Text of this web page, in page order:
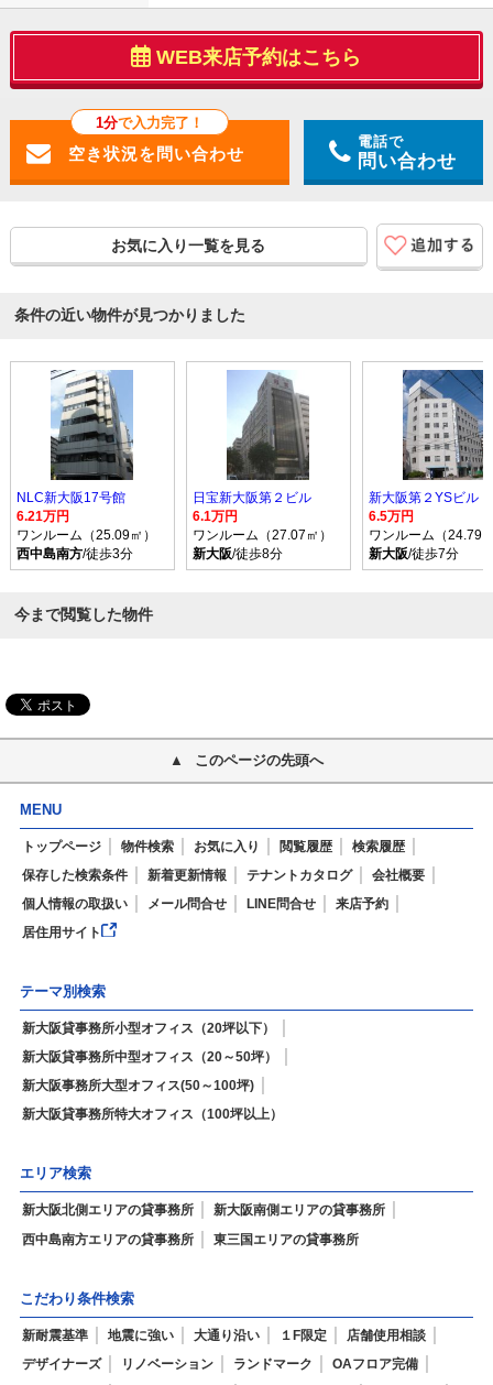
WEB来店予約はこちら
1分で入力完了！
電話で
問い合わせ
お気に入り一覧を見る
条件の近い物件が見つかりました
NLC新大阪17号館
6.21万円
ワンルーム（25.09㎡）
西中島南方/徒歩3分
日宝新大阪第２ビル
6.1万円
ワンルーム（27.07㎡）
新大阪/徒歩8分
新大阪第２YSビル
6.5万円
ワンルーム（24.79
新大阪/徒歩7分
今まで閲覧した物件
このページの先頭へ
MENU
トップページ 物件検索 お気に入り 閲覧履歴
検索履歴
保存した検索条件
新着更新情報 テナントカタログ
会社概要
個人情報の取扱い
メール問合せ LINE問合せ
来店予約
居住用サイト
テーマ別検索
新大阪貸事務所小型オフィス（20坪以下）
新大阪貸事務所中型オフィス（20～50坪）
新大阪事務所大型オフィス(50～100坪)
新大阪貸事務所特大オフィス（100坪以上）
エリア検索
新大阪北側エリアの貸事務所
新大阪南側エリアの貸事務所
西中島南方エリアの貸事務所
東三国エリアの貸事務所
こだわり条件検索
新耐震基準 地震に強い 大通り沿い １F限定
店舗使用相談
デザイナーズ
リノベーション ランドマーク
OAフロア完備